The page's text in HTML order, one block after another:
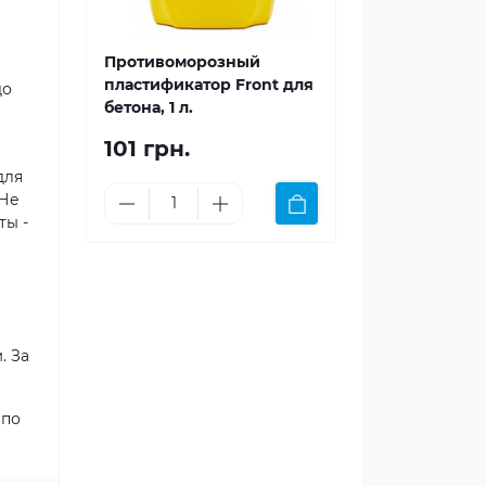
-
За
Противоморозный
пластификатор Front для
бетона, 1 л.
101 грн.